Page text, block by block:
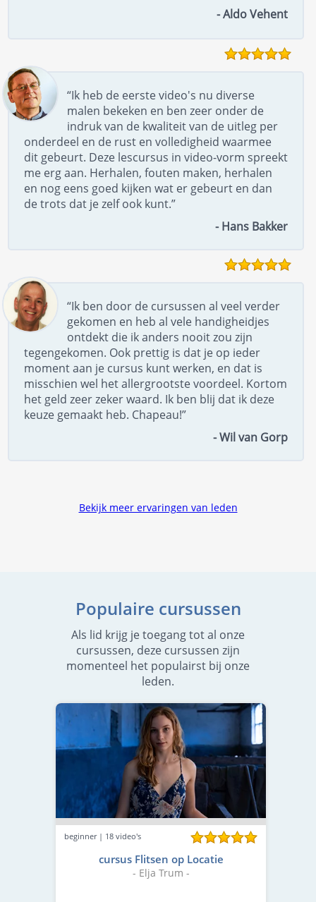
- Aldo Vehent
“Ik heb de eerste video's nu diverse
malen bekeken en ben zeer onder de
indruk van de kwaliteit van de uitleg per
onderdeel en de rust en volledigheid waarmee
dit gebeurt. Deze lescursus in video-vorm spreekt
me erg aan. Herhalen, fouten maken, herhalen
en nog eens goed kijken wat er gebeurt en dan
de trots dat je zelf ook kunt.”
- Hans Bakker
“Ik ben door de cursussen al veel verder
gekomen en heb al vele handigheidjes
ontdekt die ik anders nooit zou zijn
tegengekomen. Ook prettig is dat je op ieder
moment aan je cursus kunt werken, en dat is
misschien wel het allergrootste voordeel. Kortom
het geld zeer zeker waard. Ik ben blij dat ik deze
keuze gemaakt heb. Chapeau!”
- Wil van Gorp
Bekijk meer ervaringen van leden
Populaire cursussen
Als lid krijg je toegang tot al onze
cursussen, deze cursussen zijn
momenteel het populairst bij onze
leden.
beginner | 18 video's
cursus Flitsen op Locatie
- Elja Trum -